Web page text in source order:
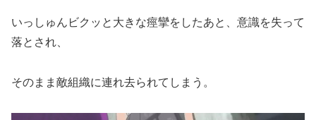
いっしゅんビクッと大きな痙攣をしたあと、意識を失って
落とされ、
そのまま敵組織に連れ去られてしまう。